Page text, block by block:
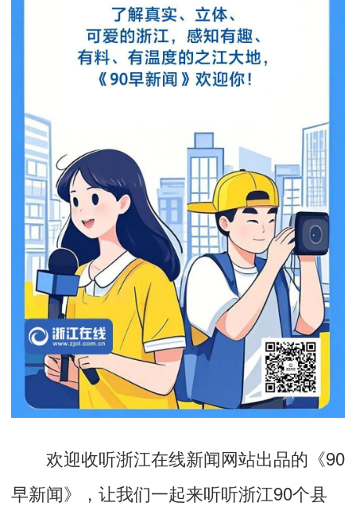
欢迎收听浙江在线新闻网站出品的《90
早新闻》，让我们一起来听听浙江90个县